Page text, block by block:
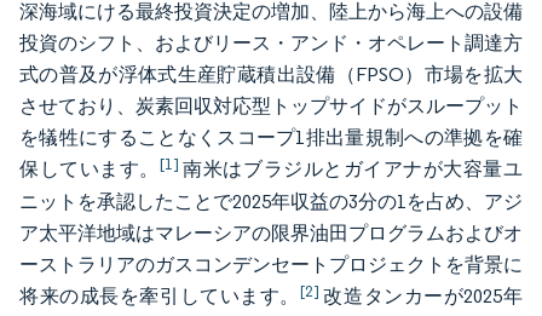
深海域にける最終投資決定の増加、陸上から海上への設備
投資のシフト、およびリース・アンド・オペレート調達方
式の普及が浮体式生産貯蔵積出設備（FPSO）市場を拡大
させており、炭素回収対応型トップサイドがスループット
を犠牲にすることなくスコープ1排出量規制への準拠を確
保しています。 [1] 南米はブラジルとガイアナが大容量ユ
ニットを承認したことで2025年収益の3分の1を占め、アジ
ア太平洋地域はマレーシアの限界油田プログラムおよびオ
ーストラリアのガスコンデンセートプロジェクトを背景に
将来の成長を牽引しています。 [2] 改造タンカーが2025年